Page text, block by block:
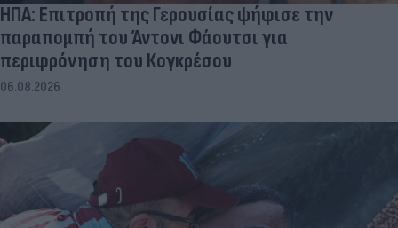
ΗΠΑ: Επιτροπή της Γερουσίας ψήφισε την
παραπομπή του Άντονι Φάουτσι για
περιφρόνηση του Κογκρέσου
06.08.2026